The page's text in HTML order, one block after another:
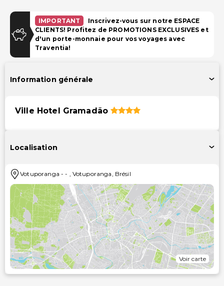
IMPORTANT
Inscrivez-vous sur notre ESPACE
CLIENTS! Profitez de PROMOTIONS EXCLUSIVES et
d'un porte-monnaie pour vos voyages avec
Traventia!
Information générale
Ville Hotel Gramadão
Localisation
Votuporanga -- , Votuporanga, Brésil
Voir carte